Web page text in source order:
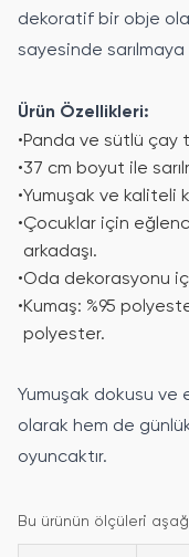
dekoratif bir obje
sayesinde sarılmaya
Ürün Özellikleri:
•Panda ve sütlü çay
•37 cm boyut ile
•Yumuşak ve kaliteli
•Çocuklar için
arkadaşı.
•Oda dekorasyonu
•Kumaş: %95
polyester.
Yumuşak dokusu ve
olarak hem de
oyuncaktır.
Bu ürünün ölçüleri